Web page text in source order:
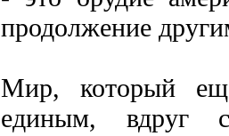
продолжение
Мир, который
единым, вдруг